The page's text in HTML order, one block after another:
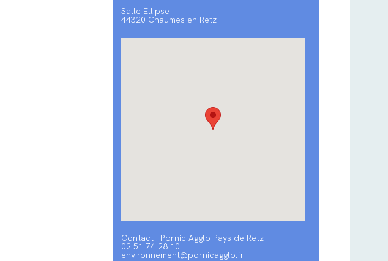
Salle Ellipse
44320 Chaumes en Retz
Contact : Pornic Agglo Pays de Retz
02 51 74 28 10
environnement@pornicagglo.fr